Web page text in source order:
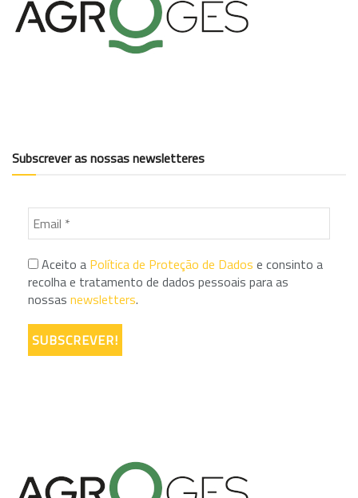
Subscrever as nossas newsletteres
Aceito a Política de Proteção de Dados e consinto a
recolha e tratamento de dados pessoais para as
nossas newsletters.